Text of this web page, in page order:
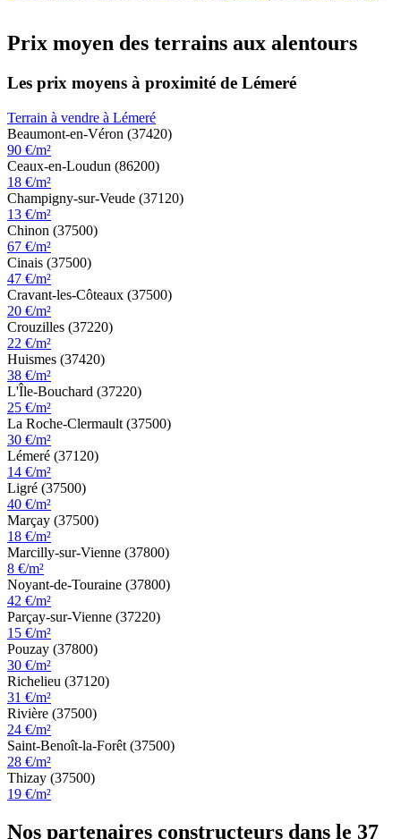
Prix moyen des terrains aux alentours
Les prix moyens à proximité de Lémeré
Terrain à vendre à Lémeré
Beaumont-en-Véron (37420)
90 €/m²
Ceaux-en-Loudun (86200)
18 €/m²
Champigny-sur-Veude (37120)
13 €/m²
Chinon (37500)
67 €/m²
Cinais (37500)
47 €/m²
Cravant-les-Côteaux (37500)
20 €/m²
Crouzilles (37220)
22 €/m²
Huismes (37420)
38 €/m²
L'Île-Bouchard (37220)
25 €/m²
La Roche-Clermault (37500)
30 €/m²
Lémeré (37120)
14 €/m²
Ligré (37500)
40 €/m²
Marçay (37500)
18 €/m²
Marcilly-sur-Vienne (37800)
8 €/m²
Noyant-de-Touraine (37800)
42 €/m²
Parçay-sur-Vienne (37220)
15 €/m²
Pouzay (37800)
30 €/m²
Richelieu (37120)
31 €/m²
Rivière (37500)
24 €/m²
Saint-Benoît-la-Forêt (37500)
28 €/m²
Thizay (37500)
19 €/m²
Nos partenaires constructeurs dans le 37